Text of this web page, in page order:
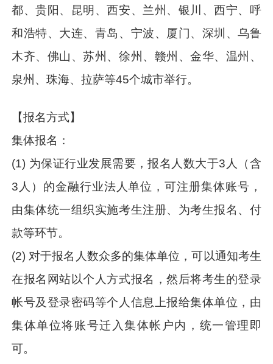
都、贵阳、昆明、西安、兰州、银川、西宁、呼
和浩特、大连、青岛、宁波、厦门、深圳、乌鲁
木齐、佛山、苏州、徐州、赣州、金华、温州、
泉州、珠海、拉萨等45个城市举行。
【报名方式】
集体报名：
(1) 为保证行业发展需要，报名人数大于3人（含
3人）的金融行业法人单位，可注册集体账号，
由集体统一组织实施考生注册、为考生报名、付
款等环节。
(2) 对于报名人数众多的集体单位，可以通知考生
在报名网站以个人方式报名，然后将考生的登录
帐号及登录密码等个人信息上报给集体单位，由
集体单位将账号迁入集体帐户内，统一管理即
可。